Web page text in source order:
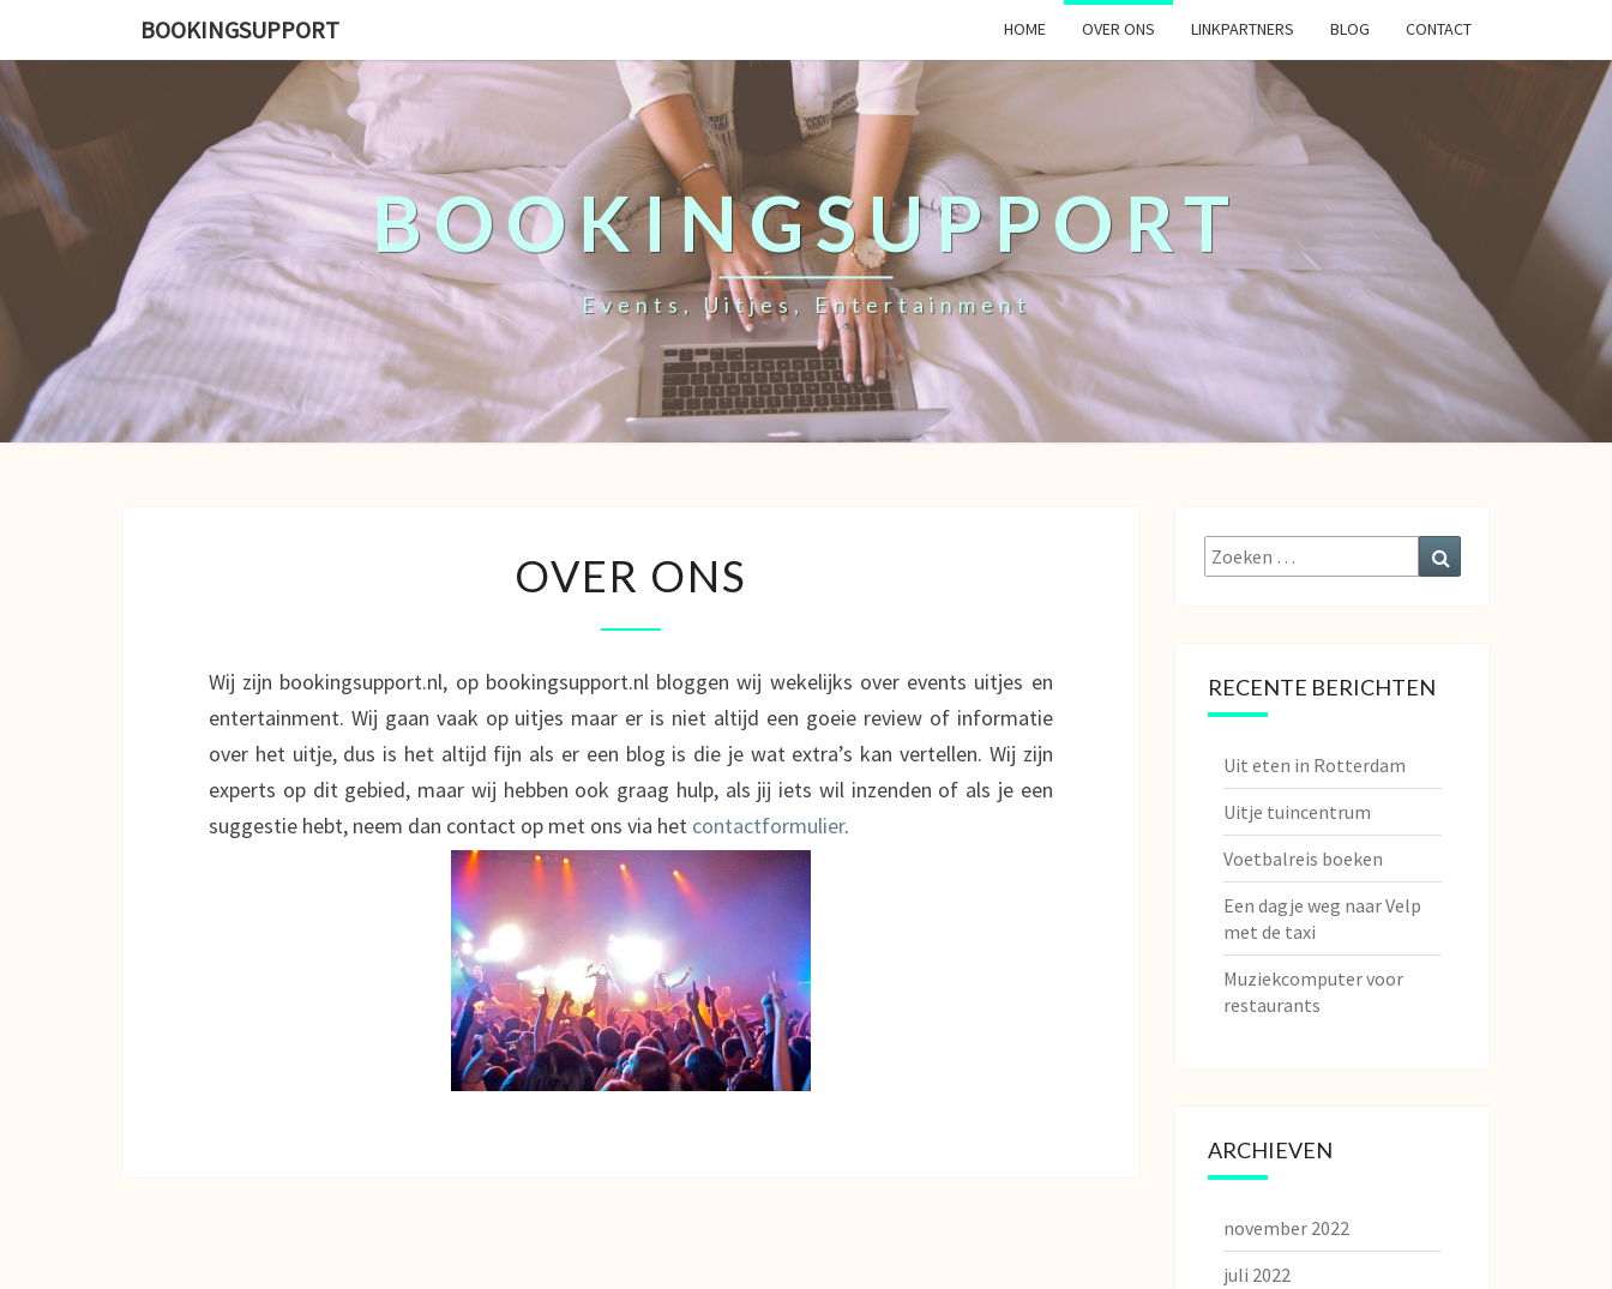
BOOKINGSUPPORT HOME OVER ONS LINKPARTNERS BLOG CONTACT
BOOKINGSUPPORT
Events, Uitjes, Entertainment
ONS
OVER ONS
Wij zijn bookingsupport.nl, op bookingsupport.nl bloggen wij wekelijks over events uitjes en
entertainment. Wij gaan vaak op uitjes maar er is niet altijd een goeie review of informatie
over het uitje, dus is het altijd fijn als er een blog is die je wat extra’s kan vertellen. Wij zijn
experts op dit gebied, maar wij hebben ook graag hulp, als jij iets wil inzenden of als je een
suggestie hebt, neem dan contact op met ons via het contactformulier.
Zoeken
naar:
RECENTE BERICHTEN
Uit eten in Rotterdam
Uitje tuincentrum
Voetbalreis boeken
Een dagje weg naar Velp
met de taxi
Muziekcomputer voor
restaurants
ARCHIEVEN
november 2022
juli 2022